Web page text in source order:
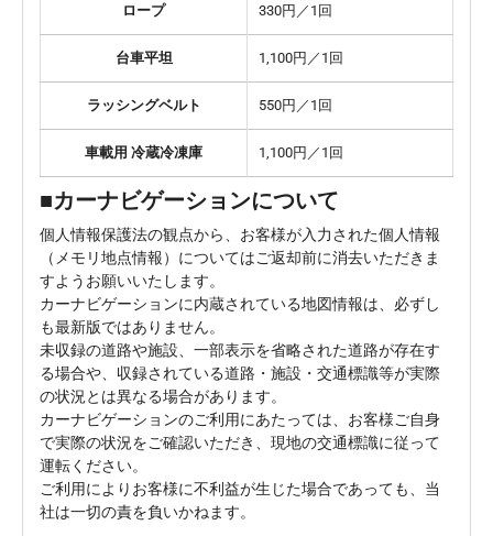
ロープ 330円／1回
台車平坦 1,100円／1回
ラッシングベルト 550円／1回
車載用 冷蔵冷凍庫 1,100円／1回
■カーナビゲーションについて
個人情報保護法の観点から、お客様が入力された個人情報
（メモリ地点情報）についてはご返却前に消去いただきま
すようお願いいたします。
カーナビゲーションに内蔵されている地図情報は、必ずし
も最新版ではありません。
未収録の道路や施設、一部表示を省略された道路が存在す
る場合や、収録されている道路・施設・交通標識等が実際
の状況とは異なる場合があります。
カーナビゲーションのご利用にあたっては、お客様ご自身
で実際の状況をご確認いただき、現地の交通標識に従って
運転ください。
ご利用によりお客様に不利益が生じた場合であっても、当
社は一切の責を負いかねます。